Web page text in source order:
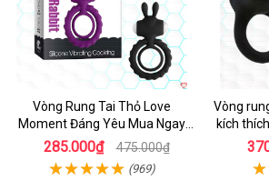
Vòng Rung Tai Thỏ Love
Moment Đáng Yêu Mua Ngay
Giá Tốt
285.000₫ 475.000₫
(969)
Vòng
kích